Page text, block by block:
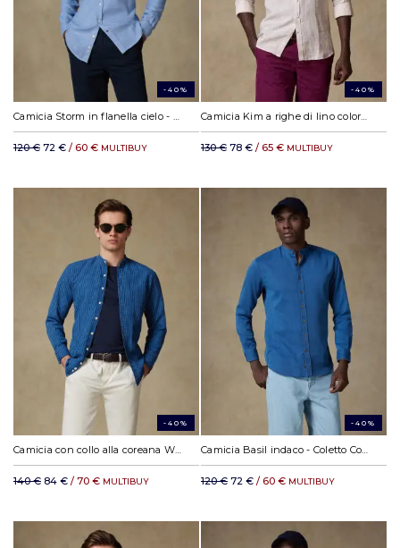
-40%
Camicia Storm in flanella cielo - Collo alla coreana
120 € 72 € / 60 € MULTIBUY
-40%
Camicia Kim a righe di lino color sabbia
130 € 78 € / 65 € MULTIBUY
-40%
Camicia con collo alla coreana Willow a righe indaco
140 € 84 € / 70 € MULTIBUY
-40%
Camicia Basil indaco - Coletto Coreana
120 € 72 € / 60 € MULTIBUY